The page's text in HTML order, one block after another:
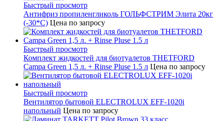
Быстрый просмотр
Антифриз пропиленгликоль ГОЛЬФСТРИМ Элита 20кг
(-30*С) Цена по запросу
Быстрый просмотр
Комплект жидкостей для биотуалетов THETFORD
Campa Green 1,5 л. + Rinse Pluse 1.5 л Цена по запросу
Быстрый просмотр
Вентилятор бытовой ELECTROLUX EFF-1020i
напольный Цена по запросу